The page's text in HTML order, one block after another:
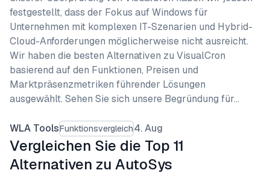
festgestellt, dass der Fokus auf Windows für
Unternehmen mit komplexen IT-Szenarien und Hybrid-
Cloud-Anforderungen möglicherweise nicht ausreicht.
Wir haben die besten Alternativen zu VisualCron
basierend auf den Funktionen, Preisen und
Marktpräsenzmetriken führender Lösungen
ausgewählt. Sehen Sie sich unsere Begründung für…
WLA ToolsFunktionsvergleich4. Aug
Vergleichen Sie die Top 11
Alternativen zu AutoSys